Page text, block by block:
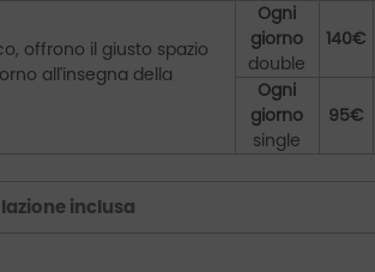
offrono il giusto spazio
all'insegna della
Ogni
giorno
double
140€
Ogni
giorno
single
95€
inclusa